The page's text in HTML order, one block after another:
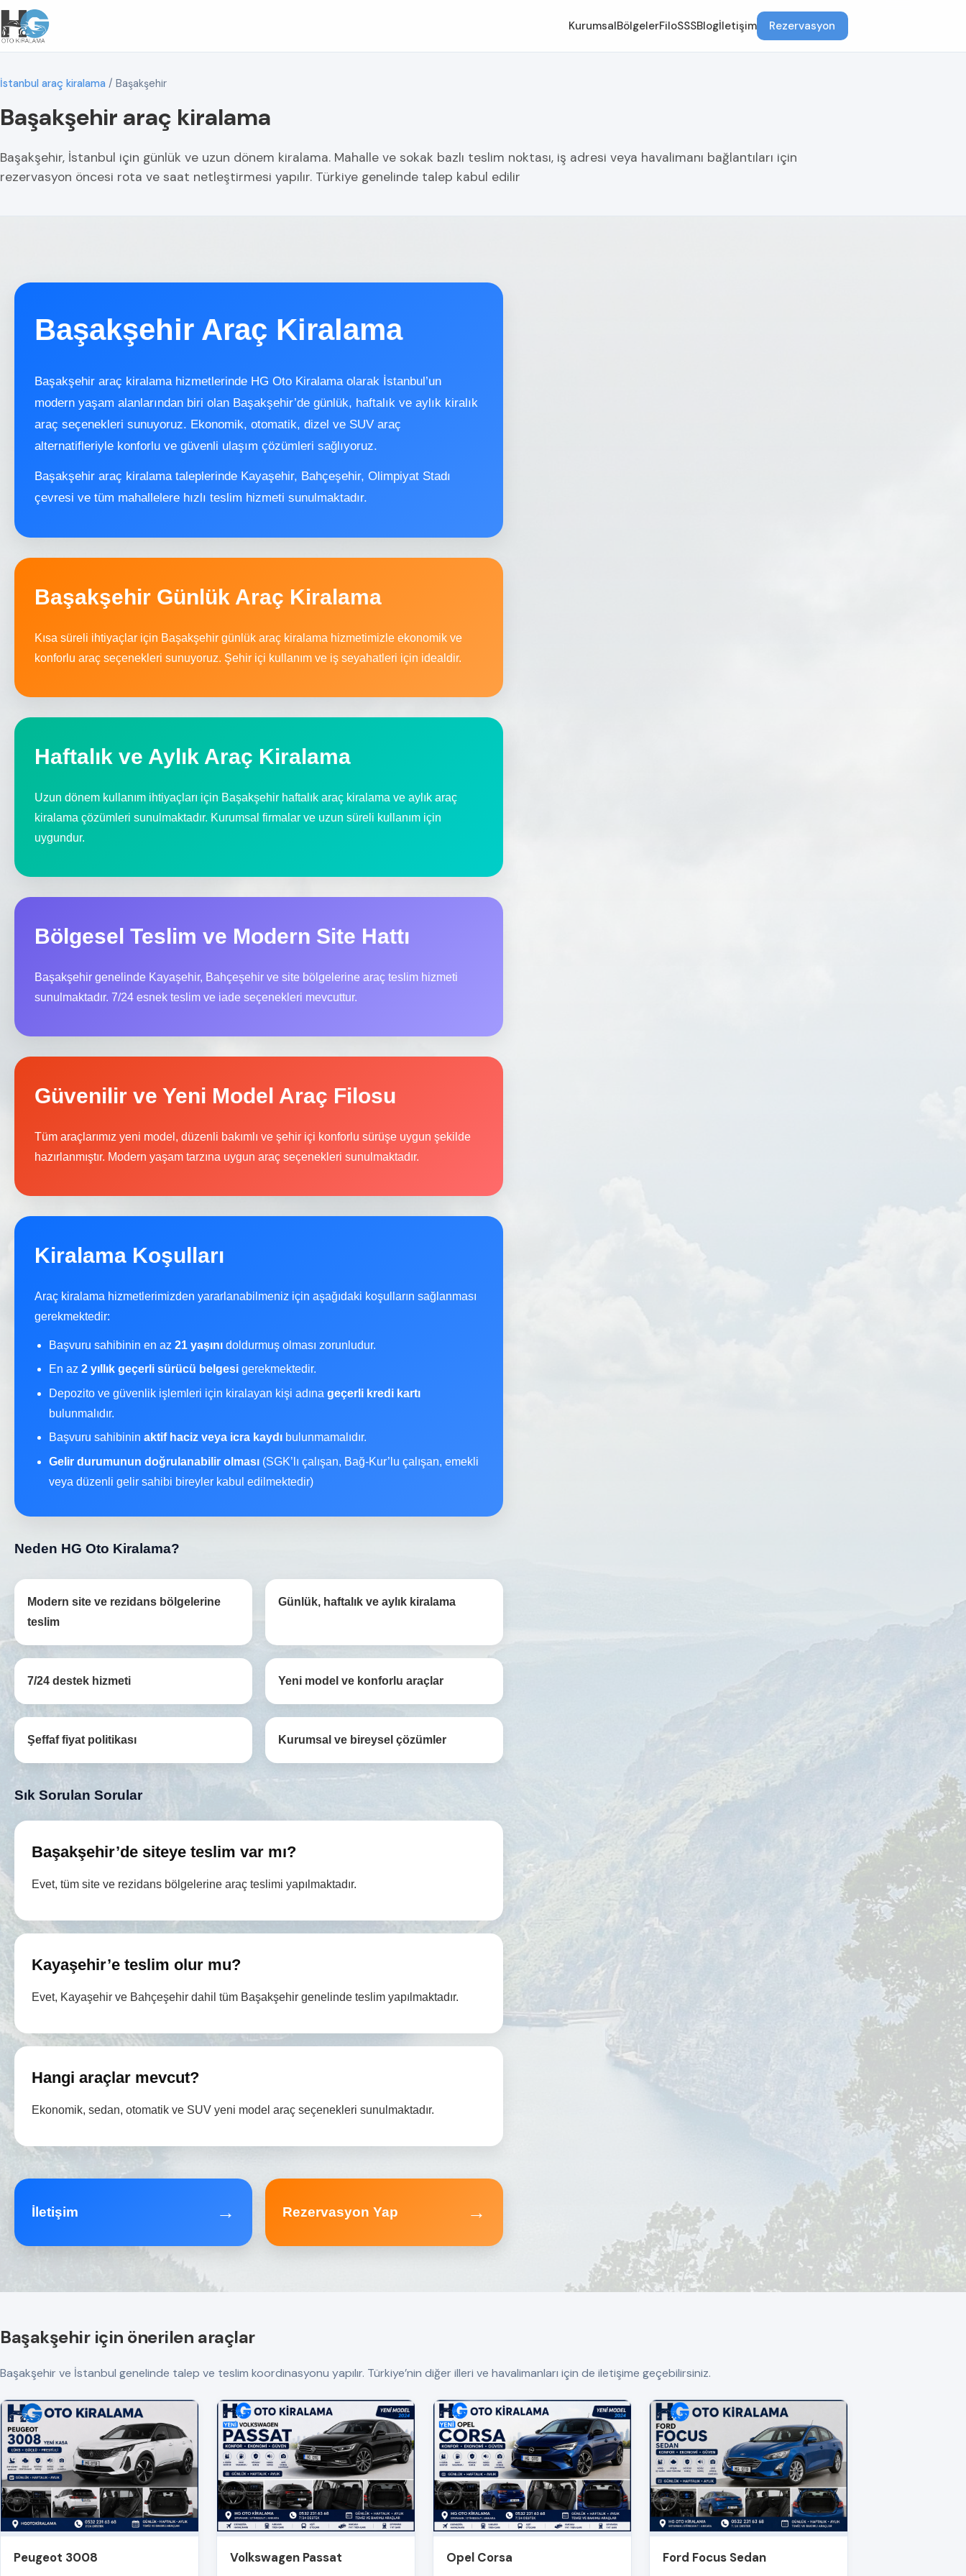
KurumsalBölgelerFiloSSSBlogİletişim Rezervasyon
İstanbul araç kiralama / Başakşehir
Başakşehir araç kiralama
Başakşehir, İstanbul için günlük ve uzun dönem kiralama. Mahalle ve sokak bazlı teslim noktası, iş adresi veya havalimanı bağlantıları için
rezervasyon öncesi rota ve saat netleştirmesi yapılır. Türkiye genelinde talep kabul edilir
Başakşehir Araç Kiralama
Başakşehir araç kiralama hizmetlerinde HG Oto Kiralama olarak İstanbul’un
modern yaşam alanlarından biri olan Başakşehir’de günlük, haftalık ve aylık kiralık
araç seçenekleri sunuyoruz. Ekonomik, otomatik, dizel ve SUV araç
alternatifleriyle konforlu ve güvenli ulaşım çözümleri sağlıyoruz.
Başakşehir araç kiralama taleplerinde Kayaşehir, Bahçeşehir, Olimpiyat Stadı
çevresi ve tüm mahallelere hızlı teslim hizmeti sunulmaktadır.
Başakşehir Günlük Araç Kiralama
Kısa süreli ihtiyaçlar için Başakşehir günlük araç kiralama hizmetimizle ekonomik ve
konforlu araç seçenekleri sunuyoruz. Şehir içi kullanım ve iş seyahatleri için idealdir.
Haftalık ve Aylık Araç Kiralama
Uzun dönem kullanım ihtiyaçları için Başakşehir haftalık araç kiralama ve aylık araç
kiralama çözümleri sunulmaktadır. Kurumsal firmalar ve uzun süreli kullanım için
uygundur.
Bölgesel Teslim ve Modern Site Hattı
Başakşehir genelinde Kayaşehir, Bahçeşehir ve site bölgelerine araç teslim hizmeti
sunulmaktadır. 7/24 esnek teslim ve iade seçenekleri mevcuttur.
Güvenilir ve Yeni Model Araç Filosu
Tüm araçlarımız yeni model, düzenli bakımlı ve şehir içi konforlu sürüşe uygun şekilde
hazırlanmıştır. Modern yaşam tarzına uygun araç seçenekleri sunulmaktadır.
Kiralama Koşulları
Araç kiralama hizmetlerimizden yararlanabilmeniz için aşağıdaki koşulların sağlanması
gerekmektedir:
Başvuru sahibinin en az 21 yaşını doldurmuş olması zorunludur.
En az 2 yıllık geçerli sürücü belgesi gerekmektedir.
Depozito ve güvenlik işlemleri için kiralayan kişi adına geçerli kredi kartı
bulunmalıdır.
Başvuru sahibinin aktif haciz veya icra kaydı bulunmamalıdır.
Gelir durumunun doğrulanabilir olması (SGK’lı çalışan, Bağ-Kur’lu çalışan, emekli
veya düzenli gelir sahibi bireyler kabul edilmektedir)
Neden HG Oto Kiralama?
Modern site ve rezidans bölgelerine
teslim
Günlük, haftalık ve aylık kiralama
7/24 destek hizmeti Yeni model ve konforlu araçlar
Şeffaf fiyat politikası Kurumsal ve bireysel çözümler
Sık Sorulan Sorular
Başakşehir’de siteye teslim var mı?
Evet, tüm site ve rezidans bölgelerine araç teslimi yapılmaktadır.
Kayaşehir’e teslim olur mu?
Evet, Kayaşehir ve Bahçeşehir dahil tüm Başakşehir genelinde teslim yapılmaktadır.
Hangi araçlar mevcut?
Ekonomik, sedan, otomatik ve SUV yeni model araç seçenekleri sunulmaktadır.
İletişim → Rezervasyon Yap →
Başakşehir için önerilen araçlar
Başakşehir ve İstanbul genelinde talep ve teslim koordinasyonu yapılır. Türkiye’nin diğer illeri ve havalimanları için de iletişime geçebilirsiniz.
Peugeot 3008 Volkswagen Passat Opel Corsa Ford Focus Sedan